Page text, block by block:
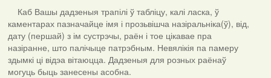
Каб Вашы дадзеныя трапілі ў табліцу, калі ласка, ў
каментарах пазначайце імя і прозьвішча назіральніка(ў), від,
дату (першай) з ім сустрэчы, раён і тое цікавае пра
назіранне, што палічыце патрэбным. Невялікія па памеру
здымкі ці відэа вітаюцца. Дадзеныя для розных раёнаў
могуць быць занесены асобна.